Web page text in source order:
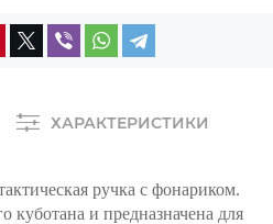
ХАРАКТЕРИСТИКИ
ручка с фонариком.
куботана и предназначена для